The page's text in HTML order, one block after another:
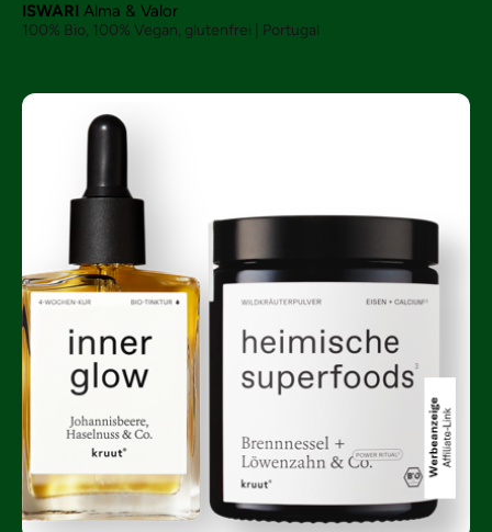
ISWARI Alma & Valor
100% Bio, 100% Vegan, glutenfrei | Portugal